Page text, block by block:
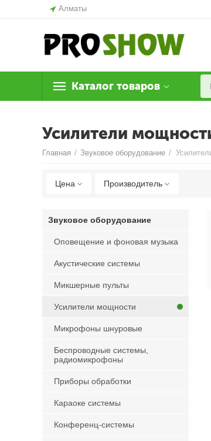
Алматы
Каталог товаров
Усилители
Главная / Звуковое оборудование /
Цена Производитель
Звуковое оборудование
Оповещение и фоновая музыка
Акустические системы
Микшерные пульты
Усилители мощности
Микрофоны шнуровые
Беспроводные системы,
радиомикрофоны
Приборы обработки
Караоке системы
Конференц-системы